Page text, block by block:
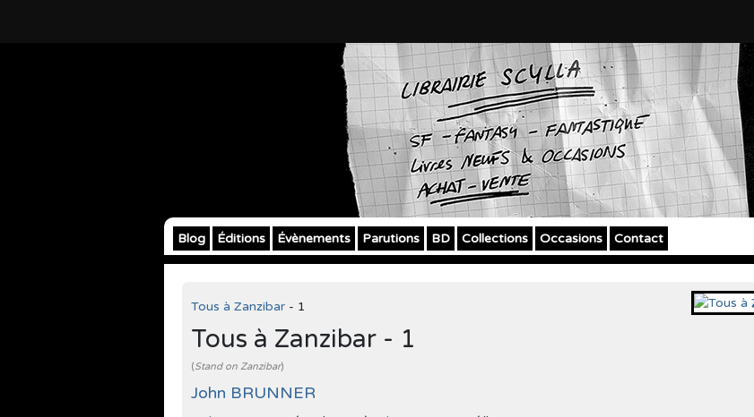
Blog Éditions Évènements Parutions BD Collections Occasions Contact
Tous à Zanzibar - 1
Tous à Zanzibar - 1
(Stand on Zanzibar)
John BRUNNER